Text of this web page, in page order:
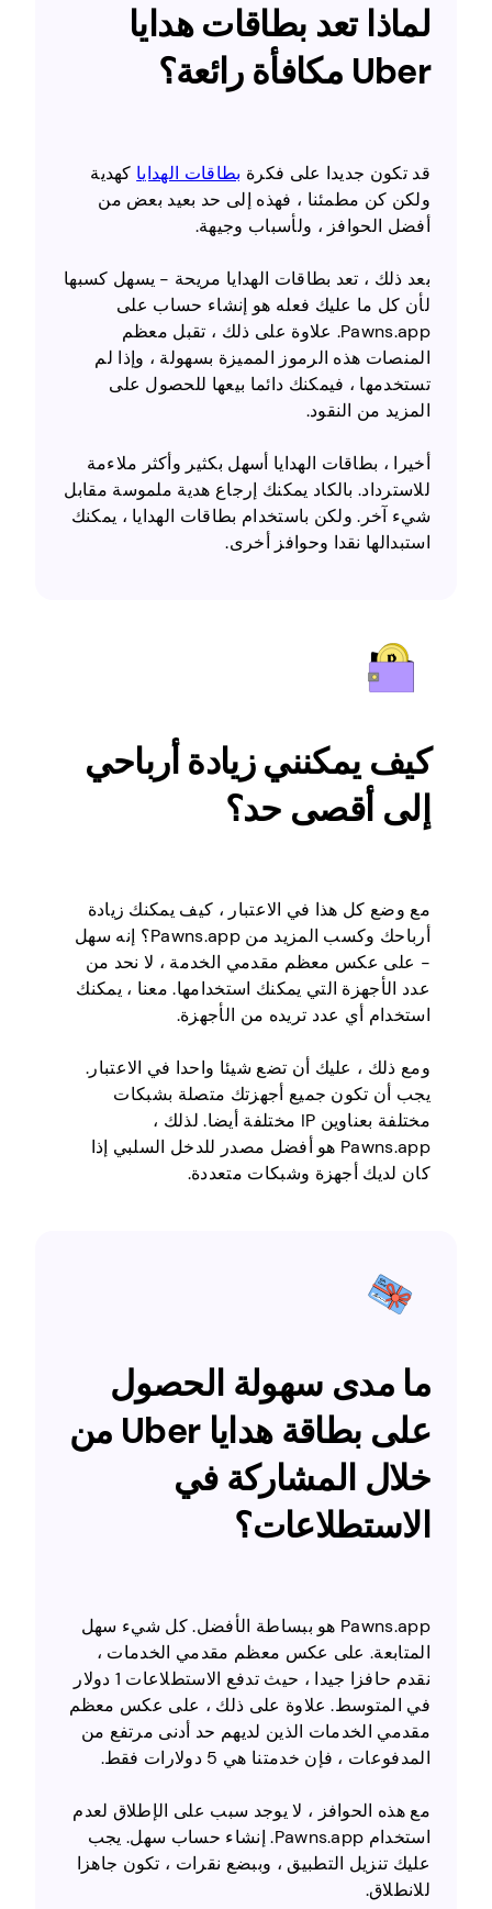
لماذا تعد بطاقات هدايا
Uber مكافأة رائعة؟
قد تكون جديدا على فكرةبطاقات الهداياكهدية
ولكن كن مطمئنا ، فهذه إلى حد بعيد بعض من
أفضل الحوافز ، ولأسباب وجيهة.
بعد ذلك ، تعد بطاقات الهدايا مريحة - يسهل كسبها
لأن كل ما عليك فعله هو إنشاء حساب على
Pawns.app. علاوة على ذلك ، تقبل معظم
المنصات هذه الرموز المميزة بسهولة ، وإذا لم
تستخدمها ، فيمكنك دائما بيعها للحصول على
المزيد من النقود.
أخيرا ، بطاقات الهدايا أسهل بكثير وأكثر ملاءمة
للاسترداد. بالكاد يمكنك إرجاع هدية ملموسة مقابل
شيء آخر. ولكن باستخدام بطاقات الهدايا ، يمكنك
استبدالها نقدا وحوافز أخرى.
كيف يمكنني زيادة أرباحي
إلى أقصى حد؟
مع وضع كل هذا في الاعتبار ، كيف يمكنك زيادة
أرباحك وكسب المزيد من Pawns.app؟ إنه سهل
- على عكس معظم مقدمي الخدمة ، لا نحد من
عدد الأجهزة التي يمكنك استخدامها. معنا ، يمكنك
استخدام أي عدد تريده من الأجهزة.
ومع ذلك ، عليك أن تضع شيئا واحدا في الاعتبار.
يجب أن تكون جميع أجهزتك متصلة بشبكات
مختلفة بعناوين IP مختلفة أيضا. لذلك ،
Pawns.app هو أفضل مصدر للدخل السلبي إذا
كان لديك أجهزة وشبكات متعددة.
ما مدى سهولة الحصول
على بطاقة هدايا Uber من
خلال المشاركة في
الاستطلاعات؟
Pawns.app هو ببساطة الأفضل. كل شيء سهل
المتابعة. على عكس معظم مقدمي الخدمات ،
نقدم حافزا جيدا ، حيث تدفع الاستطلاعات 1 دولار
في المتوسط. علاوة على ذلك ، على عكس معظم
مقدمي الخدمات الذين لديهم حد أدنى مرتفع من
المدفوعات ، فإن خدمتنا هي 5 دولارات فقط.
مع هذه الحوافز ، لا يوجد سبب على الإطلاق لعدم
استخدام Pawns.app. إنشاء حساب سهل. يجب
عليك تنزيل التطبيق ، وببضع نقرات ، تكون جاهزا
للانطلاق.